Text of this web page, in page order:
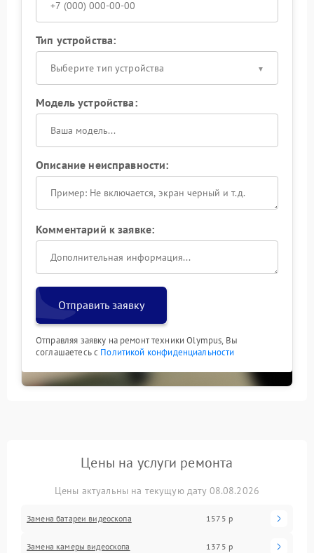
Тип устройства:
Выберите тип устройства
Модель устройства:
Описание неисправности:
Комментарий к заявке:
Отправить заявку
Отправляя заявку на ремонт техники Olympus, Вы
соглашаетесь с Политикой конфиденциальности
Цены на услуги ремонта
Цены актуальны на текущую дату 08.08.2026
Замена батареи видеоскопа 1575 р
Замена камеры видеоскопа 1375 р